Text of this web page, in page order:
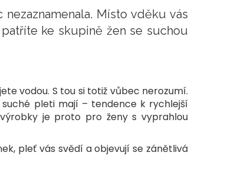
Místo vděku vás
ke skupině žen se suchou
vodou. S tou si totiž vůbec nerozumí.
pleti mají – tendence k rychlejší
je proto pro ženy s vyprahlou
pleť vás svědí a objevují se zánětlivá